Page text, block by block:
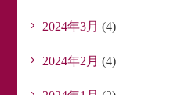
2024年3月 (4)
2024年2月 (4)